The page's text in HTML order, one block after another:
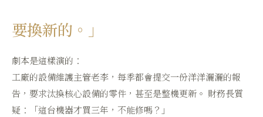
要換新的。」
劇本是這樣演的：
工廠的設備維護主管老李，每季都會提交一份洋洋灑灑的報
告，要求汰換核心設備的零件，甚至是整機更新。 財務長質
疑：「這台機器才買三年，不能修嗎？」